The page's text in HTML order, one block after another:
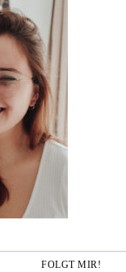
FOLGT MIR!